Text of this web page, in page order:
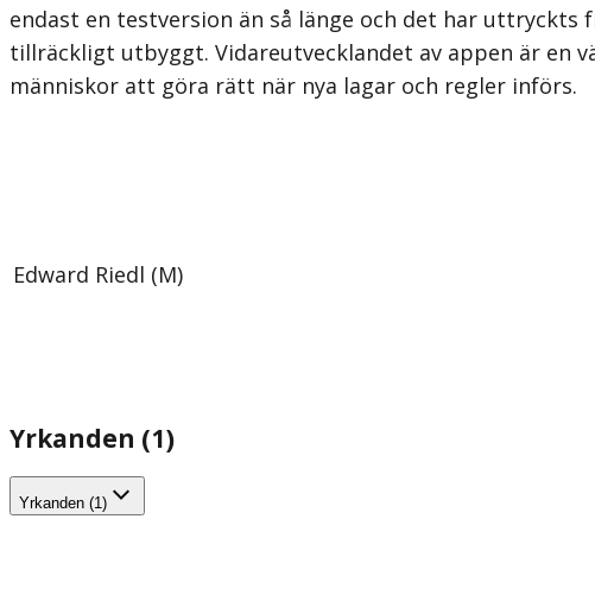
endast en testversion än så länge och det har
tillräckligt utbyggt. Vidareutvecklandet av appen är en
människor att göra rätt när nya lagar och regler införs.
Edward Riedl (M)
Yrkanden (1)
Yrkanden (1)